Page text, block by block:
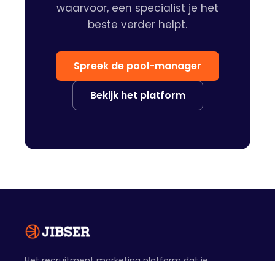
waarvoor, een specialist je het
beste verder helpt.
Spreek de pool-manager
Bekijk het platform